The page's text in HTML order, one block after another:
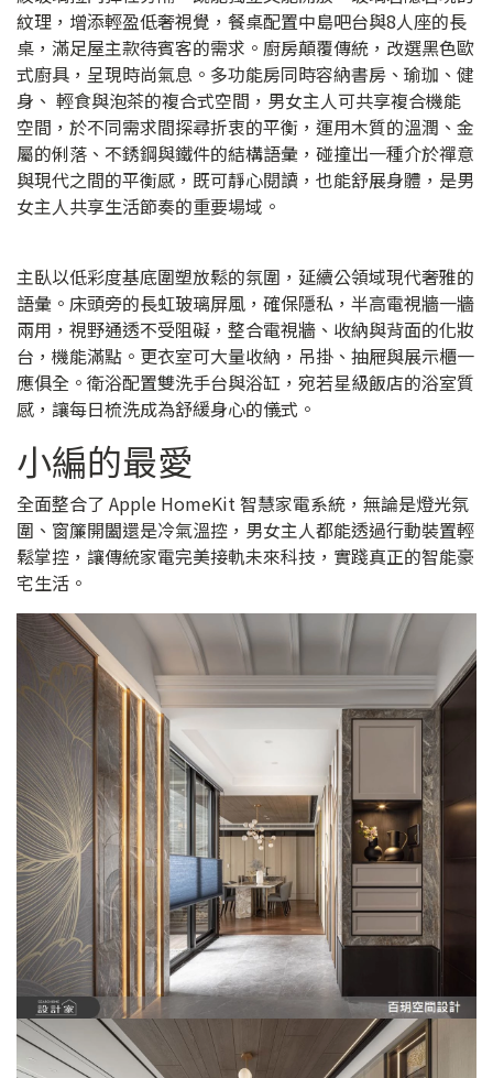
紋理，增添輕盈低奢視覺，餐桌配置中島吧台與8人座的長
桌，滿足屋主款待賓客的需求。廚房顛覆傳統，改選黑色歐
式廚具，呈現時尚氣息。​多功能房同時容納書房、瑜珈、健
身、 輕食與泡茶的複合式空間，男女主人可共享複合機能
空間，於不同需求間探尋折衷的平衡，運用木質的溫潤、金
屬的俐落、不銹鋼與鐵件的結構語彙，碰撞出一種介於禪意
與現代之間的平衡感，既可靜心閱讀，也能舒展身體，是男
女主人共享生活節奏的重要場域。
主臥以低彩度基底圍塑放鬆的氛圍，延續公領域現代奢雅的
語彙。床頭旁的長虹玻璃屏風，確保隱私，半高電視牆一牆
兩用，視野通透不受阻礙，整合電視牆、收納與背面的化妝
台，機能滿點。更衣室可大量收納，吊掛、抽屜與展示櫃一
應俱全。衛浴配置雙洗手台與浴缸，宛若星級飯店的浴室質
感，讓每日梳洗成為舒緩身心的儀式。
小編的最愛
全面整合了 Apple HomeKit 智慧家電系統，無論是燈光氛
圍、窗簾開闔還是冷氣溫控，男女主人都能透過行動裝置輕
鬆掌控，讓傳統家電完美接軌未來科技，實踐真正的智能豪
宅生活。